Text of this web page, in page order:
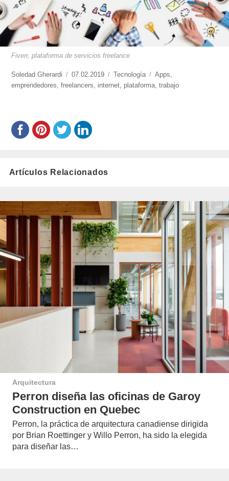
Fiverr, plataforma de servicios freelance
https://www.experimenta.es/author/soledad-
gherardi/
Soledad Gherardi
Publicado
el
07.02.2019 Categorías
Tecnología Etiquetas
Apps
emprendedores ,freelancers internet plataforma ,trabajo
Artículos Relacionados
Arquitectura
Perron diseña las oficinas de Garoy
Construction en Quebec
Perron, la práctica de arquitectura canadiense dirigida
por Brian Roettinger y Willo Perron, ha sido la elegida
para diseñar las…